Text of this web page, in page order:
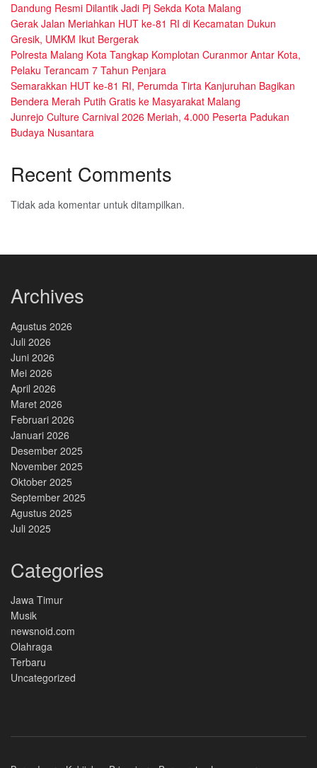
Dandung Resmi Dilantik Jadi Pj Sekda Kota Malang
Gerak Jalan Meriahkan HUT ke-81 RI di Kecamatan Dukun
Gresik, UMKM Ikut Bergerak
Polresta Malang Kota Tangkap Komplotan Curanmor Antar Kota,
Pelaku Terancam 7 Tahun Penjara
Semarakkan HUT ke-81 RI, Perumda Tirta Kanjuruhan Bagikan
Bendera Merah Putih Gratis ke Masyarakat Malang
Junrejo Culture Carnival 2026 Meriah, 4.000 Peserta Padukan
Budaya Nusantara
Recent Comments
Tidak ada komentar untuk ditampilkan.
Archives
Agustus 2026
Juli 2026
Juni 2026
Mei 2026
April 2026
Maret 2026
Februari 2026
Januari 2026
Desember 2025
November 2025
Oktober 2025
September 2025
Agustus 2025
Juli 2025
Categories
Jawa Timur
Musik
newsnoid.com
Olahraga
Terbaru
Uncategorized